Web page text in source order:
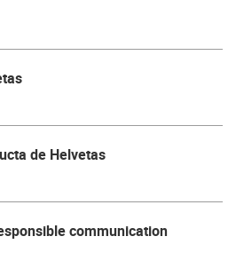
de Helvetas
communication